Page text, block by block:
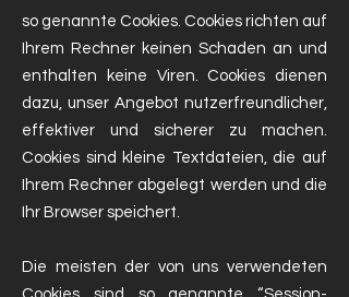
so genannte Cookies. Cookies richten auf
Ihrem Rechner keinen Schaden an und
enthalten keine Viren. Cookies dienen
dazu, unser Angebot nutzerfreundlicher,
effektiver und sicherer zu machen.
Cookies sind kleine Textdateien, die auf
Ihrem Rechner abgelegt werden und die
Ihr Browser speichert.
Die meisten der von uns verwendeten